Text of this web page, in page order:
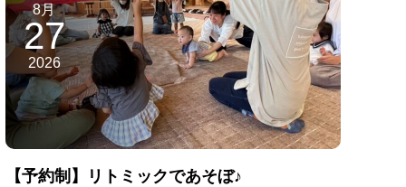
8月
27
2026
【予約制】リトミックであそぼ♪